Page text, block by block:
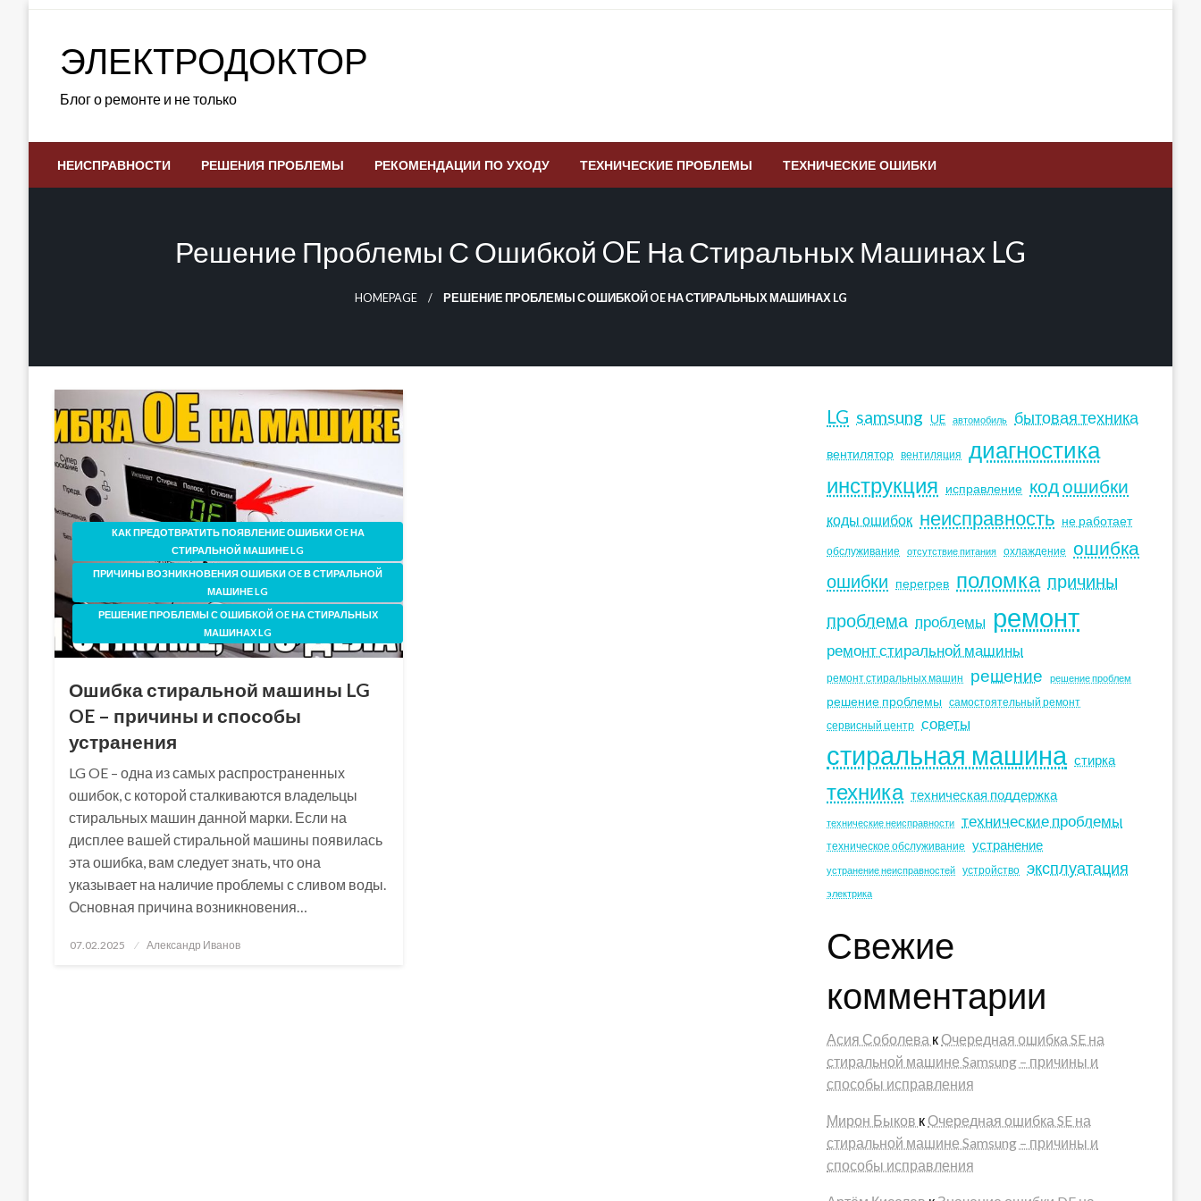
ЭЛЕКТРОДОКТОР
Блог о ремонте и не только
НЕИСПРАВНОСТИ РЕШЕНИЯ ПРОБЛЕМЫ РЕКОМЕНДАЦИИ ПО УХОДУ ТЕХНИЧЕСКИЕ ПРОБЛЕМЫ ТЕХНИЧЕСКИЕ ОШИБКИ
Решение Проблемы С Ошибкой OE На Стиральных Машинах LG
HOMEPAGE РЕШЕНИЕ ПРОБЛЕМЫ С ОШИБКОЙ OE НА СТИРАЛЬНЫХ МАШИНАХ LG
КАК ПРЕДОТВРАТИТЬ ПОЯВЛЕНИЕ ОШИБКИ OE НА
СТИРАЛЬНОЙ МАШИНЕ LG
ПРИЧИНЫ ВОЗНИКНОВЕНИЯ ОШИБКИ OE В СТИРАЛЬНОЙ
МАШИНЕ LG
РЕШЕНИЕ ПРОБЛЕМЫ С ОШИБКОЙ OE НА СТИРАЛЬНЫХ
МАШИНАХ LG
Ошибка стиральной машины LG
OE – причины и способы
устранения
LG OE – одна из самых распространенных
ошибок, с которой сталкиваются владельцы
стиральных машин данной марки. Если на
дисплее вашей стиральной машины появилась
эта ошибка, вам следует знать, что она
указывает на наличие проблемы с сливом воды.
Основная причина возникновения…
Posted
07.02.2025 Александр Иванов
LG samsung UE автомобиль бытовая техника
вентилятор вентиляция диагностика
инструкция исправление код ошибки
коды ошибок неисправность не работает
обслуживание отсутствие питания охлаждение
ошибка
ошибки
перегрев поломка причины
проблема проблемы ремонт
ремонт стиральной машины
ремонт стиральных машин решение решение проблем
решение проблемы самостоятельный ремонт
сервисный центр советы
стиральная машина стирка
техника техническая поддержка
технические неисправности технические проблемы
техническое обслуживание устранение
устранение неисправностей устройство эксплуатация
электрика
Свежие
комментарии
Асия Соболева к Очередная ошибка SE на
стиральной машине Samsung – причины и
способы исправления
Мирон Быков к Очередная ошибка SE на
стиральной машине Samsung – причины и
способы исправления